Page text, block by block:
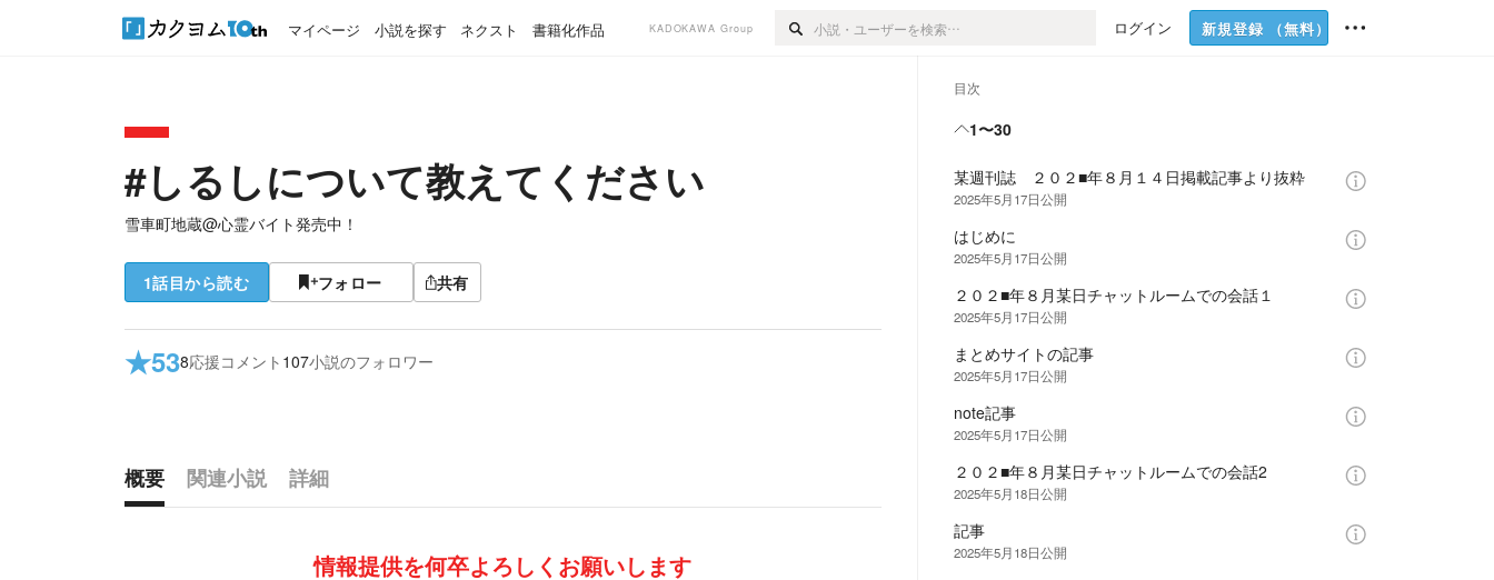
マイページ 小説を探す ネクスト 書籍化作品 KADOKAWA Group ログイン 新規登録 （無料）
#しるしについて教えてください
雪車町地蔵@心霊バイト発売中！
1話目から読む フォロー 共有
★538応援コメント 107小説のフォロワー
概要 関連小説
詳細
情報提供を何卒よろしくお願いします
目次
1〜30
某週刊誌 ２０２■年８月１４日掲載記事より抜粋
2025年5月17日公開
はじめに
2025年5月17日公開
２０２■年８月某日チャットルームでの会話１
2025年5月17日公開
まとめサイトの記事
2025年5月17日公開
note記事
2025年5月17日公開
２０２■年８月某日チャットルームでの会話2
2025年5月18日公開
記事
2025年5月18日公開